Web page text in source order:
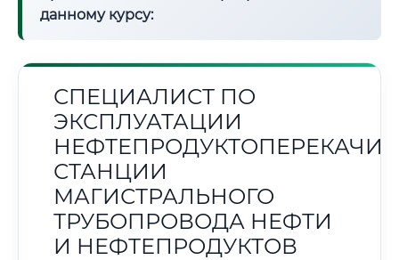
данному курсу:
СПЕЦИАЛИСТ ПО
ЭКСПЛУАТАЦИИ
СТАНЦИИ
МАГИСТРАЛЬНОГО
ТРУБОПРОВОДА НЕФТИ
И НЕФТЕПРОДУКТОВ